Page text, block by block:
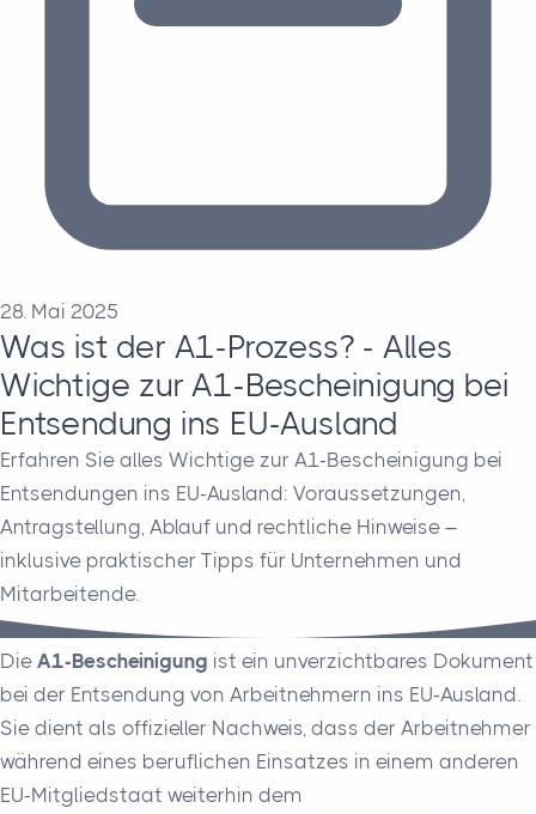
28. Mai 2025
Was ist der A1-Prozess? - Alles
Wichtige zur A1-Bescheinigung bei
Entsendung ins EU-Ausland
Erfahren Sie alles Wichtige zur A1-Bescheinigung bei
Entsendungen ins EU-Ausland: Voraussetzungen,
Antragstellung, Ablauf und rechtliche Hinweise –
inklusive praktischer Tipps für Unternehmen und
Mitarbeitende.
Die A1-Bescheinigung ist ein unverzichtbares Dokument
bei der Entsendung von Arbeitnehmern ins EU-Ausland.
Sie dient als offizieller Nachweis, dass der Arbeitnehmer
während eines beruflichen Einsatzes in einem anderen
EU-Mitgliedstaat weiterhin dem